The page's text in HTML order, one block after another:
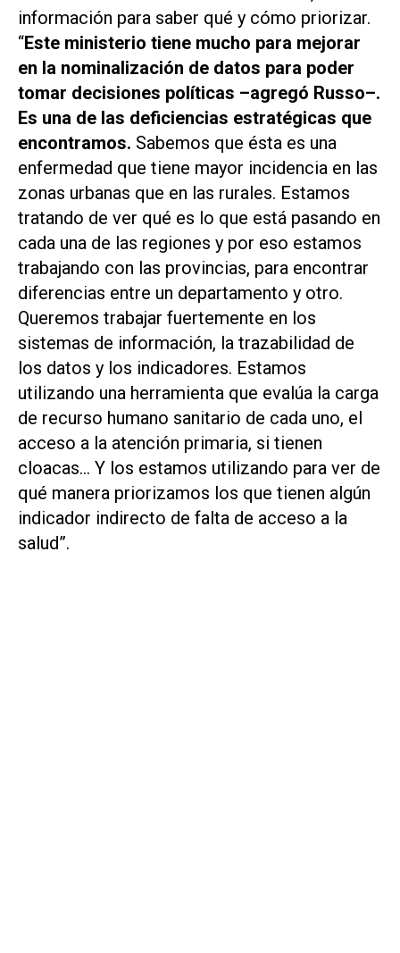
información para saber qué y cómo priorizar.
“Este ministerio tiene mucho para mejorar
en la nominalización de datos para poder
tomar decisiones políticas –agregó Russo–.
Es una de las deficiencias estratégicas que
encontramos. Sabemos que ésta es una
enfermedad que tiene mayor incidencia en las
zonas urbanas que en las rurales. Estamos
tratando de ver qué es lo que está pasando en
cada una de las regiones y por eso estamos
trabajando con las provincias, para encontrar
diferencias entre un departamento y otro.
Queremos trabajar fuertemente en los
sistemas de información, la trazabilidad de
los datos y los indicadores. Estamos
utilizando una herramienta que evalúa la carga
de recurso humano sanitario de cada uno, el
acceso a la atención primaria, si tienen
cloacas… Y los estamos utilizando para ver de
qué manera priorizamos los que tienen algún
indicador indirecto de falta de acceso a la
salud”.